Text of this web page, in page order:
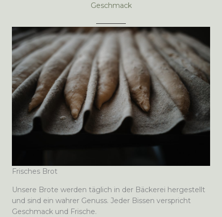
Geschmack
Frisches Brot
Unsere Brote werden täglich in der Bäckerei hergestellt
und sind ein wahrer Genuss. Jeder Bissen verspricht
Geschmack und Frische.